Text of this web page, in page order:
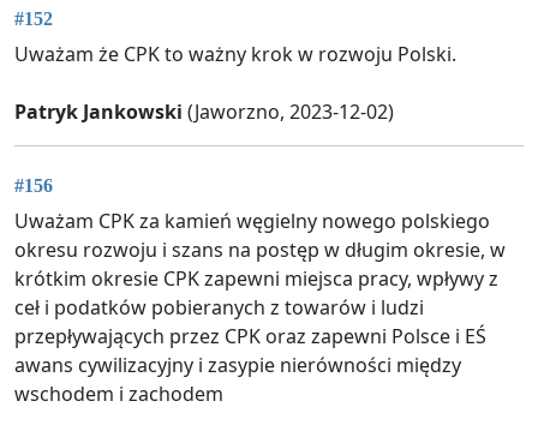
#152
Uważam że CPK to ważny krok w rozwoju Polski.
Patryk Jankowski (Jaworzno, 2023-12-02)
#156
Uważam CPK za kamień węgielny nowego polskiego
okresu rozwoju i szans na postęp w długim okresie, w
krótkim okresie CPK zapewni miejsca pracy, wpływy z
ceł i podatków pobieranych z towarów i ludzi
przepływających przez CPK oraz zapewni Polsce i EŚ
awans cywilizacyjny i zasypie nierówności między
wschodem i zachodem